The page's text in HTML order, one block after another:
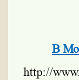
В
http://